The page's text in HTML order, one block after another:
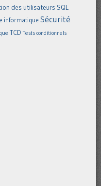
des utilisateurs SQL
informatique Sécurité
TCD Tests conditionnels